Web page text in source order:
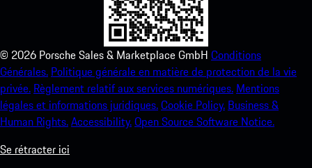
© 2026 Porsche Sales & Marketplace GmbH Conditions
Générales. Politique générale en matière de protection de la vie
privée. Règlement relatif aux services numériques. Mentions
légales et informations juridiques.Cookie Policy. Business &
Human Rights.Accessibility.Open Source Software Notice.
Se rétracter ici